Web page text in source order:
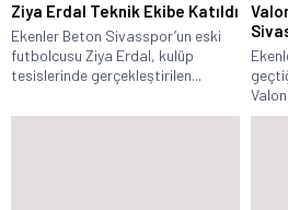
Ziya Erdal Teknik Ekibe Katıldı
Ekenler Beton Sivasspor’un eski
futbolcusu Ziya Erdal, kulüp
tesislerinde gerçekleştirilen...